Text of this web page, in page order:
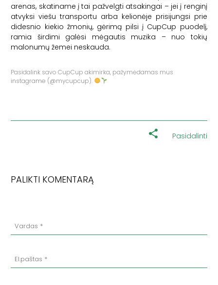
arenas, skatiname į tai pažvelgti atsakingai – jei į renginį
atvyksi viešu transportu arba kelionėje prisijungsi prie
didesnio kiekio žmonių, gėrimą pilsi į CupCup puodelį,
ramia širdimi galėsi mėgautis muzika – nuo tokių
malonumų žemei neskauda.
Pasidalink savo CupCup akimirka, pažymėdamas mus
instagrame (@mycupcup).
Pasidalinti
PALIKTI KOMENTARĄ